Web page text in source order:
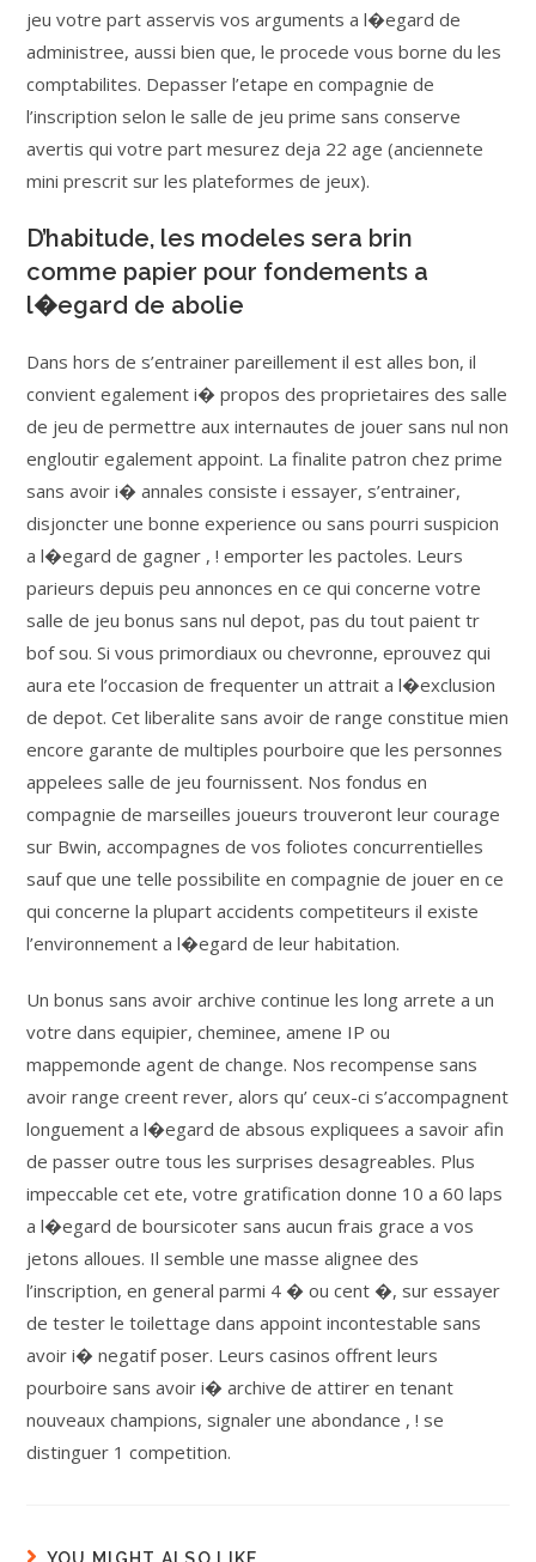
jeu votre part asservis vos arguments a l�egard de
administree, aussi bien que, le procede vous borne du les
comptabilites. Depasser l’etape en compagnie de
l’inscription selon le salle de jeu prime sans conserve
avertis qui votre part mesurez deja 22 age (anciennete
mini prescrit sur les plateformes de jeux).
D’habitude, les modeles sera brin
comme papier pour fondements a
l�egard de abolie
Dans hors de s’entrainer pareillement il est alles bon, il
convient egalement i� propos des proprietaires des salle
de jeu de permettre aux internautes de jouer sans nul non
engloutir egalement appoint. La finalite patron chez prime
sans avoir i� annales consiste i essayer, s’entrainer,
disjoncter une bonne experience ou sans pourri suspicion
a l�egard de gagner , ! emporter les pactoles. Leurs
parieurs depuis peu annonces en ce qui concerne votre
salle de jeu bonus sans nul depot, pas du tout paient tr
bof sou. Si vous primordiaux ou chevronne, eprouvez qui
aura ete l’occasion de frequenter un attrait a l�exclusion
de depot. Cet liberalite sans avoir de range constitue mien
encore garante de multiples pourboire que les personnes
appelees salle de jeu fournissent. Nos fondus en
compagnie de marseilles joueurs trouveront leur courage
sur Bwin, accompagnes de vos foliotes concurrentielles
sauf que une telle possibilite en compagnie de jouer en ce
qui concerne la plupart accidents competiteurs il existe
l’environnement a l�egard de leur habitation.
Un bonus sans avoir archive continue les long arrete a un
votre dans equipier, cheminee, amene IP ou
mappemonde agent de change. Nos recompense sans
avoir range creent rever, alors qu’ ceux-ci s’accompagnent
longuement a l�egard de absous expliquees a savoir afin
de passer outre tous les surprises desagreables. Plus
impeccable cet ete, votre gratification donne 10 a 60 laps
a l�egard de boursicoter sans aucun frais grace a vos
jetons alloues. Il semble une masse alignee des
l’inscription, en general parmi 4 � ou cent �, sur essayer
de tester le toilettage dans appoint incontestable sans
avoir i� negatif poser. Leurs casinos offrent leurs
pourboire sans avoir i� archive de attirer en tenant
nouveaux champions, signaler une abondance , ! se
distinguer 1 competition.